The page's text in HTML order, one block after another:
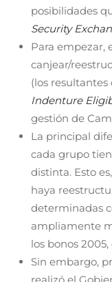
posibilidades
Security
Para empezar,
canjear/
(los resultantes
Indenture
gestión de
La principal
cada grupo
distinta. Esto
haya
determinadas
ampliamente
los bonos 2005,
Sin embargo,
realizó el